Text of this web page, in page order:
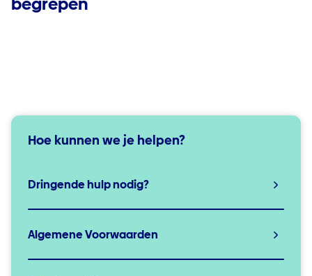
Hoe kunnen we je helpen?
Dringende hulp nodig?
Algemene Voorwaarden